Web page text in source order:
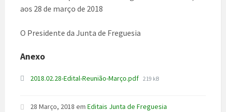
aos 28 de março de 2018
O Presidente da Junta de Freguesia
Anexo
2018.02.28-Edital-Reunião-Março.pdf File
219 kB
28 Março, 2018 em Editais Junta de Freguesia